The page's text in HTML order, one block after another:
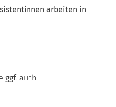
arbeiten in
ggf. auch